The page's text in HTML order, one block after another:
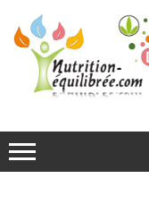
contenu